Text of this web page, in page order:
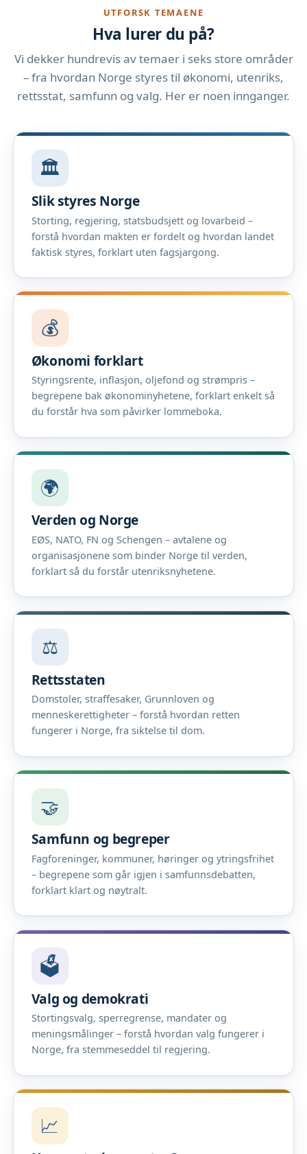
UTFORSK TEMAENE
Hva lurer du på?
Vi dekker hundrevis av temaer i seks store områder
– fra hvordan Norge styres til økonomi, utenriks,
rettsstat, samfunn og valg. Her er noen innganger.
🏛️
Slik styres Norge
Storting, regjering, statsbudsjett og lovarbeid –
forstå hvordan makten er fordelt og hvordan landet
faktisk styres, forklart uten fagsjargong.
💰
Økonomi forklart
Styringsrente, inflasjon, oljefond og strømpris –
begrepene bak økonominyhetene, forklart enkelt så
du forstår hva som påvirker lommeboka.
🌍
Verden og Norge
EØS, NATO, FN og Schengen – avtalene og
organisasjonene som binder Norge til verden,
forklart så du forstår utenriksnyhetene.
⚖️
Rettsstaten
Domstoler, straffesaker, Grunnloven og
menneskerettigheter – forstå hvordan retten
fungerer i Norge, fra siktelse til dom.
🤝
Samfunn og begreper
Fagforeninger, kommuner, høringer og ytringsfrihet
– begrepene som går igjen i samfunnsdebatten,
forklart klart og nøytralt.
🗳️
Valg og demokrati
Stortingsvalg, sperregrense, mandater og
meningsmålinger – forstå hvordan valg fungerer i
Norge, fra stemmeseddel til regjering.
📈